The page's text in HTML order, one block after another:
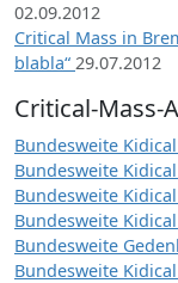
02.09.2012
Critical Mass in
blabla“ 29.07.2012
Critical-Mass-
Bundesweite
Bundesweite
Bundesweite
Bundesweite
Bundesweite
Bundesweite